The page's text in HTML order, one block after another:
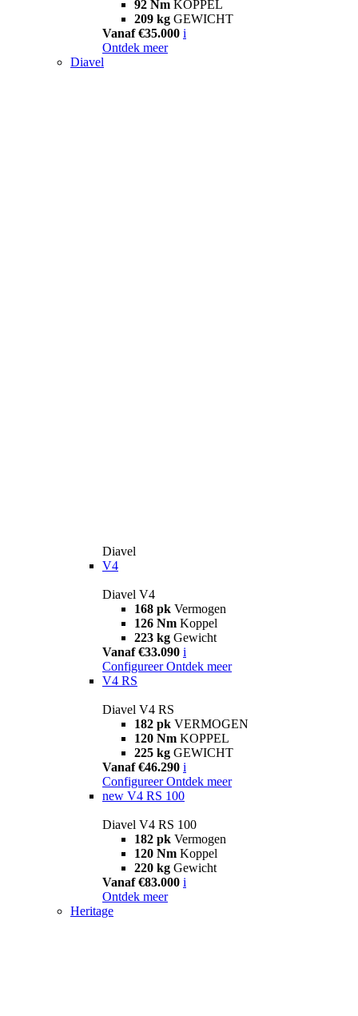
92 Nm KOPPEL
209 kg GEWICHT
Vanaf €35.000 i
Ontdek meer
Diavel
Diavel
V4
Diavel V4
168 pk Vermogen
126 Nm Koppel
223 kg Gewicht
Vanaf €33.090 i
Configureer Ontdek meer
V4 RS
Diavel V4 RS
182 pk VERMOGEN
120 Nm KOPPEL
225 kg GEWICHT
Vanaf €46.290 i
Configureer Ontdek meer
new V4 RS 100
Diavel V4 RS 100
182 pk Vermogen
120 Nm Koppel
220 kg Gewicht
Vanaf €83.000 i
Ontdek meer
Heritage